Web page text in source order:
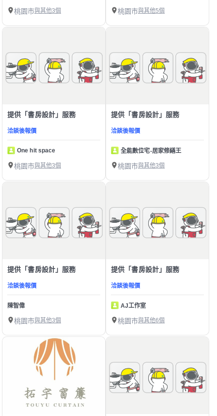
桃園市與其他3個 桃園市與其他5個
提供「書房設計」服務
洽談後報價
One hit space
桃園市與其他3個
提供「書房設計」服務
洽談後報價
全能數位宅-居家修繕王
桃園市與其他3個
提供「書房設計」服務
洽談後報價
陳智偉
桃園市與其他3個
提供「書房設計」服務
洽談後報價
AJ工作室
桃園市與其他6個